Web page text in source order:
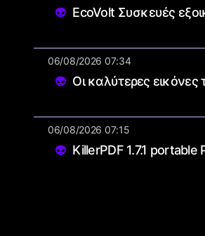
EcoVolt Συσκευές
06/08/2026 07:34
Οι καλύτερες εικόνες
06/08/2026 07:15
KillerPDF 1.7.1 portable